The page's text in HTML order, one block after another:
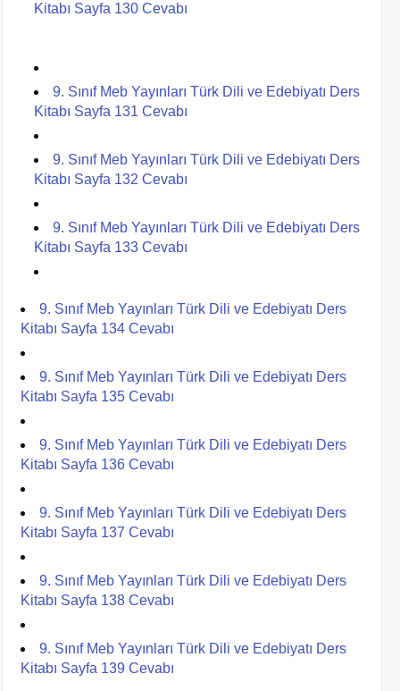
Kitabı Sayfa 130 Cevabı
9. Sınıf Meb Yayınları Türk Dili ve Edebiyatı Ders
Kitabı Sayfa 131 Cevabı
9. Sınıf Meb Yayınları Türk Dili ve Edebiyatı Ders
Kitabı Sayfa 132 Cevabı
9. Sınıf Meb Yayınları Türk Dili ve Edebiyatı Ders
Kitabı Sayfa 133 Cevabı
9. Sınıf Meb Yayınları Türk Dili ve Edebiyatı Ders
Kitabı Sayfa 134 Cevabı
9. Sınıf Meb Yayınları Türk Dili ve Edebiyatı Ders
Kitabı Sayfa 135 Cevabı
9. Sınıf Meb Yayınları Türk Dili ve Edebiyatı Ders
Kitabı Sayfa 136 Cevabı
9. Sınıf Meb Yayınları Türk Dili ve Edebiyatı Ders
Kitabı Sayfa 137 Cevabı
9. Sınıf Meb Yayınları Türk Dili ve Edebiyatı Ders
Kitabı Sayfa 138 Cevabı
9. Sınıf Meb Yayınları Türk Dili ve Edebiyatı Ders
Kitabı Sayfa 139 Cevabı